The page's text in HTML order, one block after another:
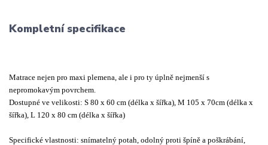
Kompletní specifikace
Matrace nejen pro maxi plemena, ale i pro ty úplně nejmenší s
nepromokavým povrchem.
Dostupné ve velikosti: S 80 x 60 cm (délka x šířka), M 105 x 70cm (délka x
šířka), L 120 x 80 cm (délka x šířka)
Specifické vlastnosti: snímatelný potah, odolný proti špíně a poškrábání,